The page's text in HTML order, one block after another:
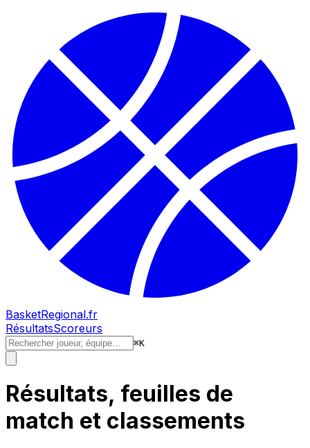
BasketRegional.fr
RésultatsScoreurs
⌘K
Résultats, feuilles de
match et classements